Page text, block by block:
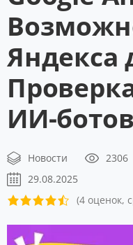
Яндекса
ИИ-ботов
Новости 2306
29.08.2025
(4 оценок,